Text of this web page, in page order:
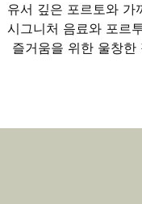
유서 깊은 포르토와
시그니처 음료와 포르
즐거움을 위한 울창